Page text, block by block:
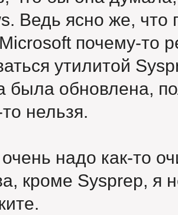
Ведь ясно же,
почему-то
утилитой
была обновлена,
нельзя.
надо как-то
кроме Sysprep, я